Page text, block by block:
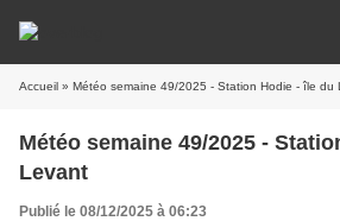
Accueil » Météo semaine 49/2025 - Station Hodie - île du
Météo semaine 49/2025 - Station Hodie - île du
Levant
Publié le 08/12/2025 à 06:23